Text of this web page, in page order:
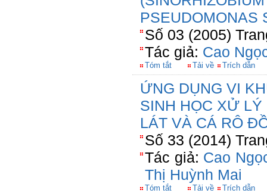
PSEUDOMONAS
Số 03 (2005)
Tác giả: Cao
Tóm tắt Tải về Trích dẫn
ỨNG DỤNG VI
SINH HỌC XỬ
LÁT VÀ CÁ RÔ
Số 33 (2014)
Tác giả: Cao
Thị Huỳnh Mai
Tóm tắt Tải về Trích dẫn